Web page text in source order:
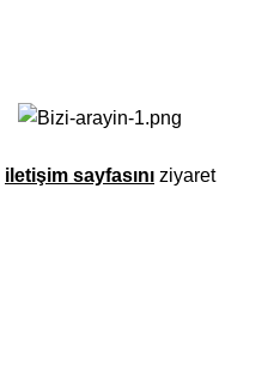
iletişim sayfasını ziyaret